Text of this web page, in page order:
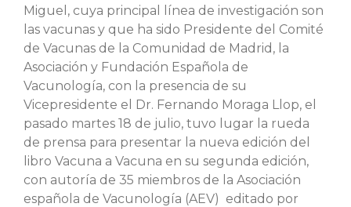
Miguel, cuya principal línea de investigación son
las vacunas y que ha sido Presidente del Comité
de Vacunas de la Comunidad de Madrid, la
Asociación y Fundación Española de
Vacunología, con la presencia de su
Vicepresidente el Dr. Fernando Moraga Llop, el
pasado martes 18 de julio, tuvo lugar la rueda
de prensa para presentar la nueva edición del
libro Vacuna a Vacuna en su segunda edición,
con autoría de 35 miembros de la Asociación
española de Vacunología (AEV) editado por